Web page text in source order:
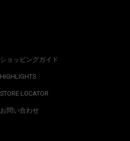
ショッピングガイド
HIGHLIGHTS
STORE LOCATOR
お問い合わせ